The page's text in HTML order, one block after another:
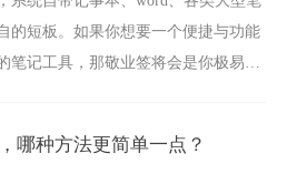
的短板。如果你想要一个便捷与功能
记工具，那敬业签将会是你极易上
哪种方法更简单一点？